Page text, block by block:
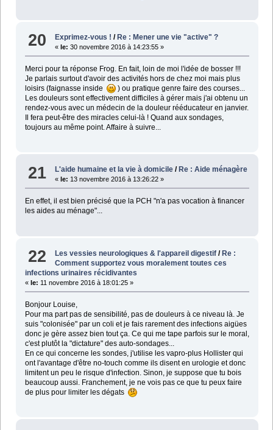
20 Exprimez-vous ! /Re : Mener une vie "active" ?
«le: 30 novembre 2016 à 14:23:55 »
Merci pour ta réponse Frog. En fait, loin de moi l'idée de bosser !!!
Je parlais surtout d'avoir des activités hors de chez moi mais plus
loisirs (faignasse inside
) ou pratique genre faire des courses...
Les douleurs sont effectivement difficiles à gérer mais j'ai obtenu un
rendez-vous avec un médecin de la douleur rééducateur en janvier.
Il fera peut-être des miracles celui-là ! Quand aux sondages,
toujours au même point. Affaire à suivre...
21 L'aide humaine et la vie à domicile / Re : Aide ménagère
« le: 13 novembre 2016 à 13:26:22 »
En effet, il est bien précisé que la PCH "n'a pas vocation à financer
les aides au ménage"...
22 Les vessies neurologiques & l'appareil digestif /Re :
Comment supportez vous moralement toutes ces
infections urinaires récidivantes
« le: 11 novembre 2016 à 18:01:25 »
Bonjour Louise,
Pour ma part pas de sensibilité, pas de douleurs à ce niveau là. Je
suis "colonisée" par un coli et je fais rarement des infections aigües
donc je gère assez bien tout ça. Ce qui me tape parfois sur le moral,
c'est plutôt la "dictature" des auto-sondages...
En ce qui concerne les sondes, j'utilise les vapro-plus Hollister qui
ont l'avantage d'être no-touch comme ils disent en urologie et donc
limitent un peu le risque d'infection. Sinon, je suppose que tu bois
beaucoup aussi. Franchement, je ne vois pas ce que tu peux faire
de plus pour limiter les dégats